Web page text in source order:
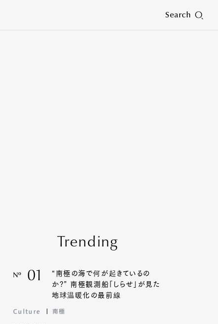
Search
Trending
Nº 01
“南極の海で何が起きているの
か?” 南極観測船「しらせ」が見た
地球温暖化の最前線
Culture 南極